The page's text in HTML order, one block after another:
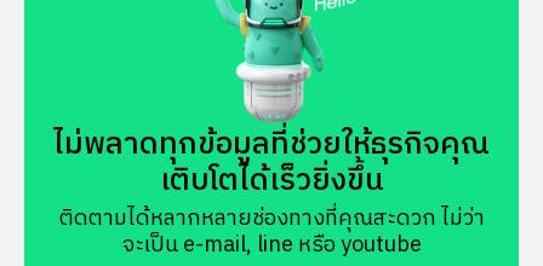
ไม่พลาดทุกข้อมูลที่ช่วยให้ธุรกิจคุณ
เติบโตได้เร็วยิ่งขึ้น
ติดตามได้หลากหลายช่องทางที่คุณสะดวก ไม่ว่า
จะเป็น e-mail, line หรือ youtube